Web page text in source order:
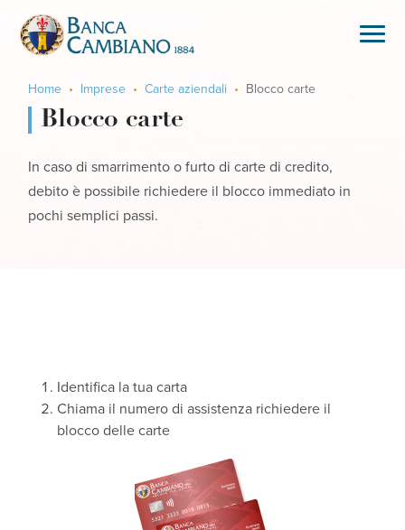
Home Imprese Carte aziendali Blocco carte
Blocco carte
In caso di smarrimento o furto di carte di credito,
debito è possibile richiedere il blocco immediato in
pochi semplici passi.
Identifica la tua carta
Chiama il numero di assistenza richiedere il
blocco delle carte